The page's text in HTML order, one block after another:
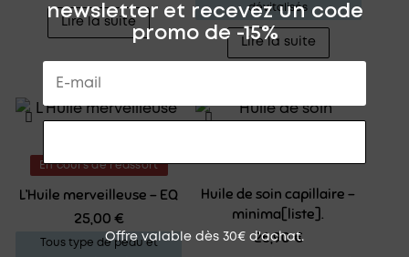
Lire la suite
dévitalisés
Lire la suite
En cours de réassort
L’Huile merveilleuse – EQ
25,00 €
Tous type de peau et
Huile de soin capillaire –
minima[liste].
26,90€
newsletter et recevez un code
promo de -15%
Offre valable dès 30€ d'achat.